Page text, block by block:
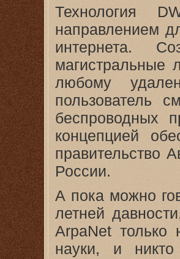
Технология
направлением
интернета.
магистральные
любому
пользователь
беспроводных
концепцией
правительство
России.
А пока можно
летней
ArpaNet только
науки, и